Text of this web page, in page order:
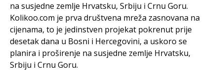
na susjedne zemlje Hrvatsku, Srbiju i Crnu Goru.
Kolikoo.com je prva društvena mreža zasnovana na
cijenama, to je jedinstven projekat pokrenut prije
desetak dana u Bosni i Hercegovini, a uskoro se
planira i proširenje na susjedne zemlje Hrvatsku,
Srbiju i Crnu Goru.